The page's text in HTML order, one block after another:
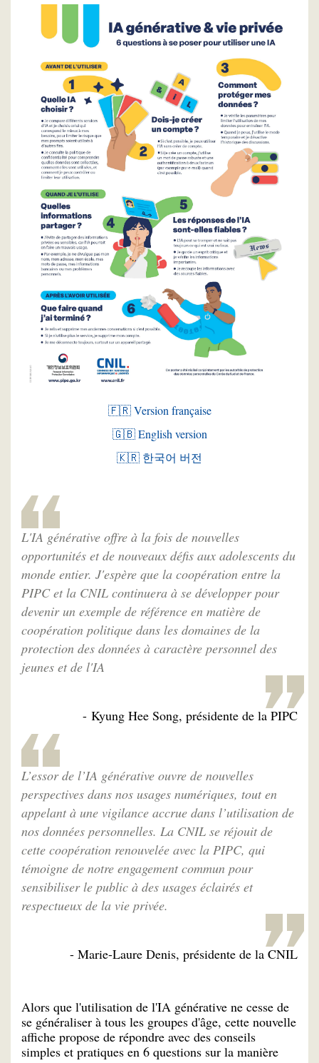
🇫🇷 Version française
🇬🇧 English version
🇰🇷 한국어 버전
L'IA générative offre à la fois de nouvelles
opportunités et de nouveaux défis aux adolescents du
monde entier. J'espère que la coopération entre la
PIPC et la CNIL continuera à se développer pour
devenir un exemple de référence en matière de
coopération politique dans les domaines de la
protection des données à caractère personnel des
jeunes et de l'IA
- Kyung Hee Song, présidente de la PIPC
L’essor de l’IA générative ouvre de nouvelles
perspectives dans nos usages numériques, tout en
appelant à une vigilance accrue dans l’utilisation de
nos données personnelles. La CNIL se réjouit de
cette coopération renouvelée avec la PIPC, qui
témoigne de notre engagement commun pour
sensibiliser le public à des usages éclairés et
respectueux de la vie privée.
- Marie-Laure Denis, présidente de la CNIL
Alors que l'utilisation de l'IA générative ne cesse de
se généraliser à tous les groupes d'âge, cette nouvelle
affiche propose de répondre avec des conseils
simples et pratiques en 6 questions sur la manière